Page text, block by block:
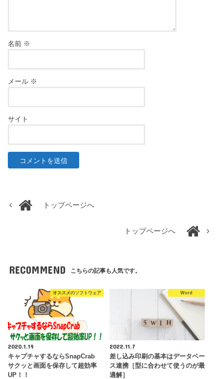
名前 ※
メール ※
サイト
トップページへ
トップページへ
RECOMMEND こちらの記事も人気です。
オススメのソフトウェア
2020.1.19
キャプチャするならSnapCrab
サクッと画面を保存して超効率
UP！！
Word
2022.11.7
差し込み印刷の基本はデータベー
ス連携［型に合わせて使うのが最
適解］